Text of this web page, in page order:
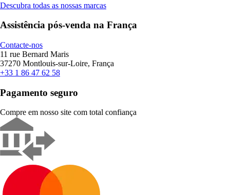
Descubra todas as nossas marcas
Assistência pós-venda na França
Contacte-nos
11 rue Bernard Maris
37270 Montlouis-sur-Loire, França
+33 1 86 47 62 58
Pagamento seguro
Compre em nosso site com total confiança